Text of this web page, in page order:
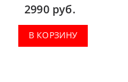
2990 руб.
В КОРЗИНУ